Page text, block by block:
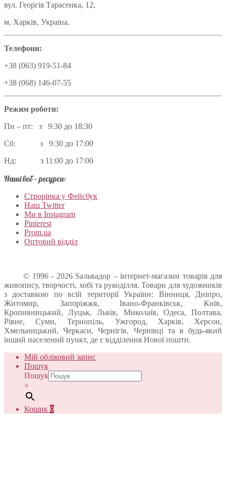
вул. Георгія Тарасенка, 12,
м. Харків, Україна.
Телефони:
+38 (063) 919-51-84
+38 (068) 146-07-55
Режим роботи:
Пн – пт: з 9:30 до 18:30
Сб: з 9:30 до 17:00
Нд: з 11:00 до 17:00
Наші веб – ресурси:
Строрінка у Фейсбук
Наш Twitter
Ми в Instagram
Pinterest
Prom.ua
Оптовий відділ
© 1996 - 2026 Sальвадор – інтернет-магазин товарів для
живопису, творчості, хобі та рукоділля. Товари для художників
з доставкою по всій території України: Вінниця, Дніпро,
Житомир, Запоріжжя, Івано-Франківськ, Київ,
Кропивницький, Луцьк, Львів, Миколаїв, Одеса, Полтава,
Рівне, Суми, Тернопіль, Ужгород, Харків, Херсон,
Хмельницький, Черкаси, Чернігів, Чернівці та в будь-який
інший населений пункт, де є відділення Нової пошти.
Мій обліковий запис
Пошук
Пошук
×
Кошик 0